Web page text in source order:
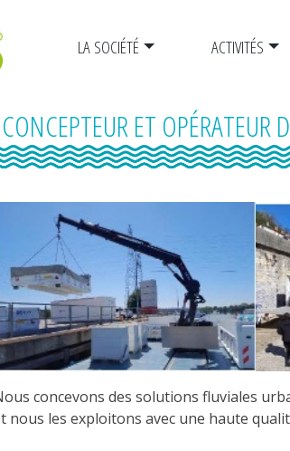
LA SOCIÉTÉ ACTIVITÉS
CONCEPTEUR ET OPÉRATEUR
concevons des solutions fluviales
nous les exploitons avec une haute